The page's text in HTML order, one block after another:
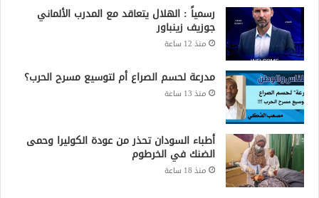
رسمياً : الهلال يتعاقد مع المدرب الألماني
جوزيف زينباور
منذ 12 ساعة
مدرعة لحسم الصراع أم لتوسيع مسرح الحرب؟
منذ 13 ساعة
أطباء السودان تحذر من عودة الكوليرا وحمى
الضنك في الخرطوم
منذ 18 ساعة